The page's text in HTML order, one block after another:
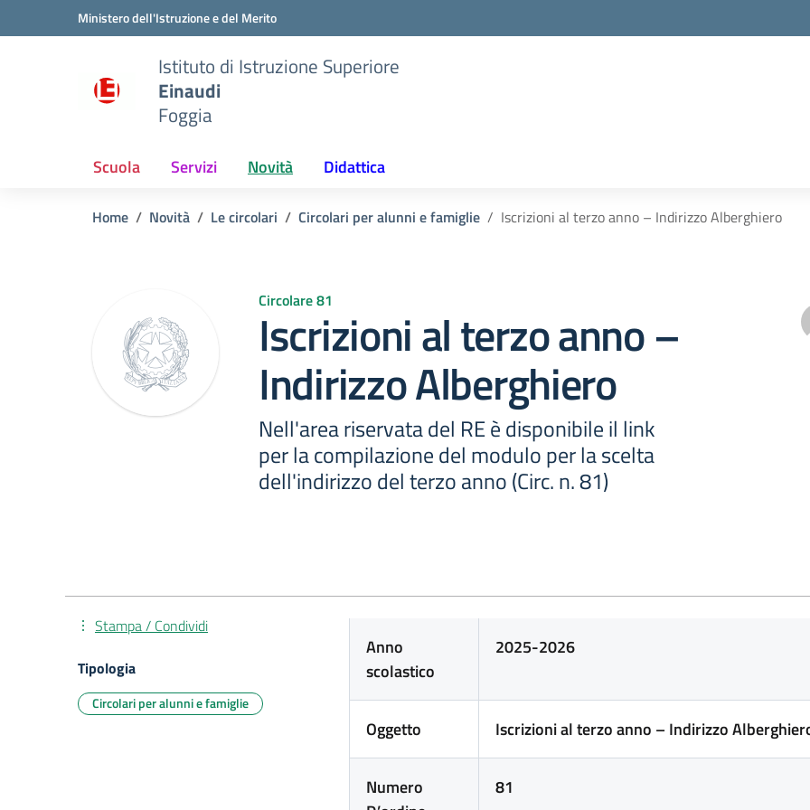
Vai ai contenuti
Vai al menu di navigazioneMinistero dell'Istruzione e del Merito
Istituto di Istruzione Superiore
Einaudi
Foggia
Scuola Servizi Novità Didattica
Home Novità Le circolari Circolari per alunni e famiglie Iscrizioni al terzo anno – Indirizzo Alberghiero
Circolare 81
Iscrizioni al terzo anno –
Indirizzo Alberghiero
Nell'area riservata del RE è disponibile il link
per la compilazione del modulo per la scelta
dell'indirizzo del terzo anno (Circ. n. 81)
Anno
scolastico
2025-2026
Oggetto Iscrizioni al terzo anno – Indirizzo
Numero
81
Stampa / Condividi
Tipologia
Circolari per alunni e famiglie